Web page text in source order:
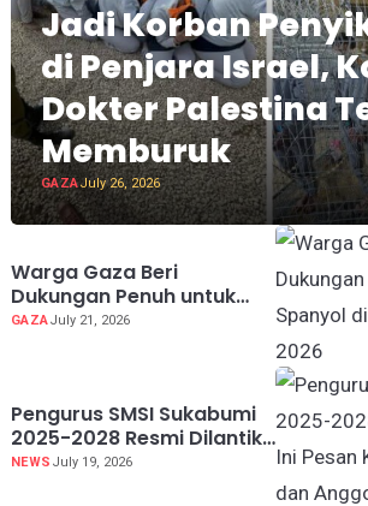
Jadi Korban
di Penjara Israel,
Dokter Palestina
Memburuk
GAZAJuly 26, 2026
Warga Gaza Beri
Dukungan Penuh untuk
Spanyol di Final Piala
GAZAJuly 21, 2026
Pengurus SMSI Sukabumi
2025-2028 Resmi Dilantik,
Ini Pesan Kadiskominfosan
NEWS July 19, 2026